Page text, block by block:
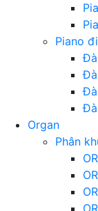
Piano
Organ
Phân